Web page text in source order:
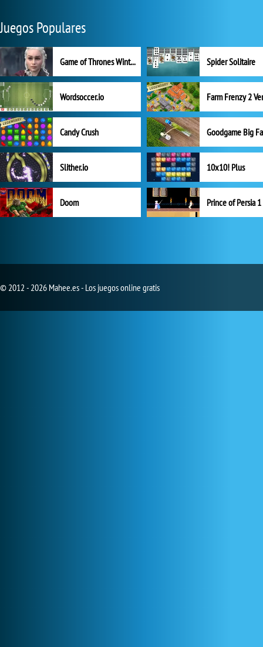
Juegos Populares
Game of Thrones Winter is Coming Spider Solitaire
Wordsoccer.io
Candy Crush Goodgame Big
Slither.io 10x10! Plus
Doom Prince of Persia 1
© 2012 - 2026 Mahee.es - Los juegos online gratis